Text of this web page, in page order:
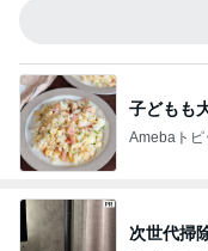
子どもも
Amebaトピ
次世代掃